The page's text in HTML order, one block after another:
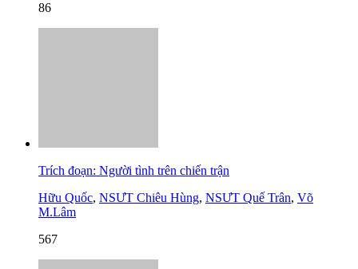
86
Trích đoạn: Người tình trên chiến trận
Hữu Quốc, NSƯT Chiêu Hùng, NSƯT Quế Trân, Võ
M.Lâm
567